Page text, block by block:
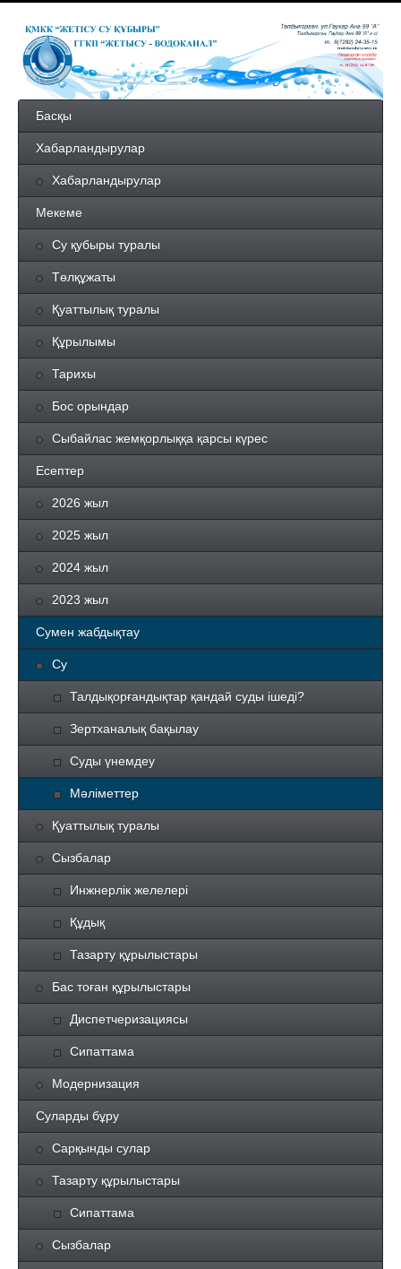
Басқы
Хабарландырулар
Хабарландырулар
Мекеме
Су қубыры туралы
Төлқұжаты
Қуаттылық туралы
Құрылымы
Тарихы
Бос орындар
Сыбайлас жемқорлыққа қарсы күрес
Есептер
2026 жыл
2025 жыл
2024 жыл
2023 жыл
Сумен жабдықтау
Су
Талдықорғандықтар қандай суды ішеді?
Зертханалық бақылау
Суды үнемдеу
Мәліметтер
Қуаттылық туралы
Сызбалар
Инжнерлік желелері
Құдық
Тазарту құрылыстары
Бас тоған құрылыстары
Диспетчеризациясы
Сипаттама
Модернизация
Суларды бұру
Сарқынды сулар
Тазарту құрылыстары
Сипаттама
Сызбалар